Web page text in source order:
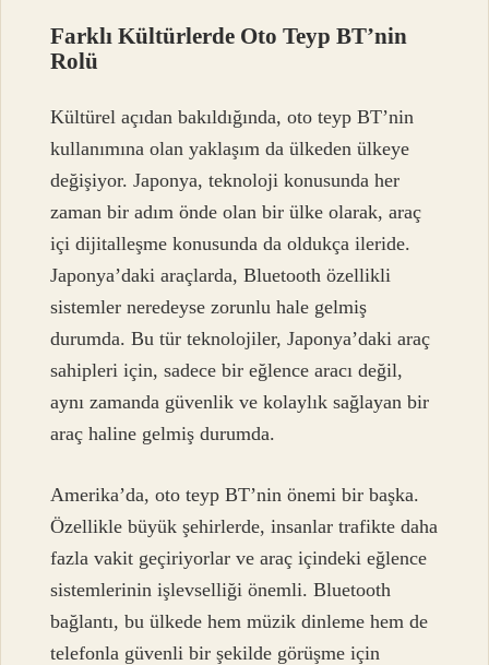
Farklı Kültürlerde Oto Teyp BT’nin
Rolü
Kültürel açıdan bakıldığında, oto teyp BT’nin
kullanımına olan yaklaşım da ülkeden ülkeye
değişiyor. Japonya, teknoloji konusunda her
zaman bir adım önde olan bir ülke olarak, araç
içi dijitalleşme konusunda da oldukça ileride.
Japonya’daki araçlarda, Bluetooth özellikli
sistemler neredeyse zorunlu hale gelmiş
durumda. Bu tür teknolojiler, Japonya’daki araç
sahipleri için, sadece bir eğlence aracı değil,
aynı zamanda güvenlik ve kolaylık sağlayan bir
araç haline gelmiş durumda.
Amerika’da, oto teyp BT’nin önemi bir başka.
Özellikle büyük şehirlerde, insanlar trafikte daha
fazla vakit geçiriyorlar ve araç içindeki eğlence
sistemlerinin işlevselliği önemli. Bluetooth
bağlantı, bu ülkede hem müzik dinleme hem de
telefonla güvenli bir şekilde görüşme için